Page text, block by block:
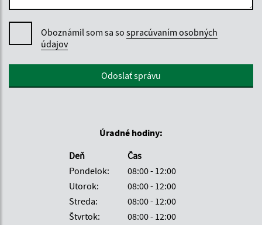
Oboznámil som sa so spracúvaním osobných
údajov
Google reCaptcha ResponseOdoslať správu
Úradné hodiny:
Deň
Čas
Pondelok:
08:00 - 12:00
Utorok:
08:00 - 12:00
Streda:
08:00 - 12:00
Štvrtok:
08:00 - 12:00